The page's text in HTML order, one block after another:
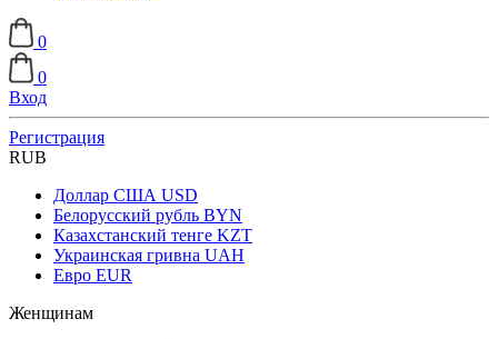
0
0
Вход
Регистрация
RUB
Доллар США USD
Белорусский рубль BYN
Казахстанский тенге KZT
Украинская гривна UAH
Евро EUR
Женщинам